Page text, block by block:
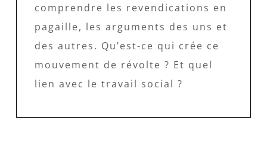
comprendre les revendications en
pagaille, les arguments des uns et
des autres. Qu’est-ce qui crée ce
mouvement de révolte ? Et quel
lien avec le travail social ?